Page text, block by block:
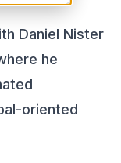
Daniel Nister
he
oriented